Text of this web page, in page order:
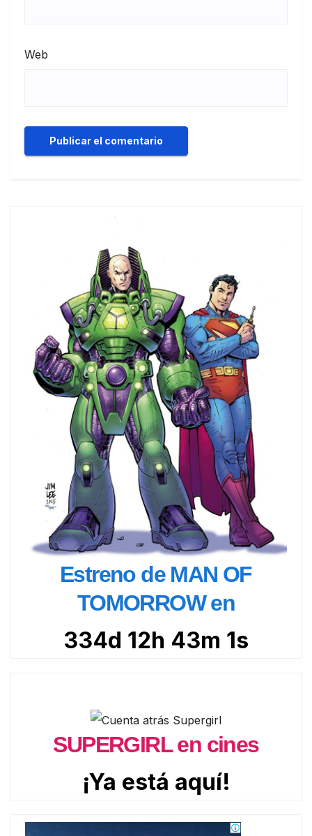
Web
Estreno de MAN OF
TOMORROW en
334d 12h 42m 59s
SUPERGIRL en cines
¡Ya está aquí!